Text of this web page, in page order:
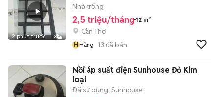
2 phút trước 3
Nhà trống
2,5 triệu/tháng 12 m²
Cần Thơ
HHằng 13 đã bán
Nồi áp suất điện Sunhouse Đỏ Kim
loại
Đã sử dụng Sunhouse